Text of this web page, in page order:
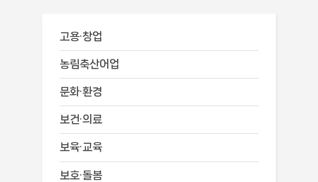
고용·창업
농림축산어업
문화·환경
보건·의료
보육·교육
보호·돌봄